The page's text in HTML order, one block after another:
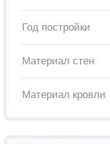
Год постройки
Материал стен
Материал кровли